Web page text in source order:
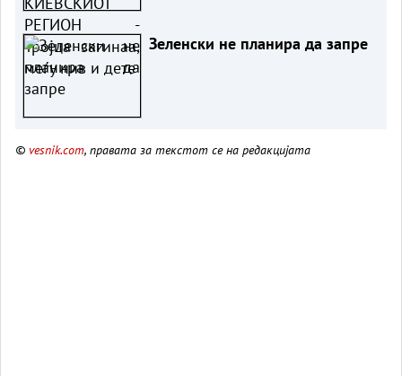
Зеленски не планира да запре
© vesnik.com, правата за текстот се на редакцијата